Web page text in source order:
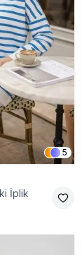
5
İplik